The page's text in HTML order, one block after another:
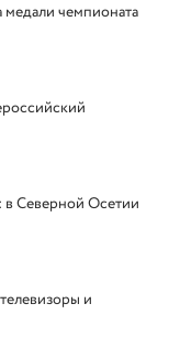
чемпионата
Северной Осетии
и